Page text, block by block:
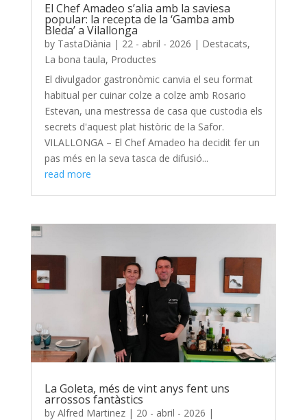
El Chef Amadeo s’alia amb la saviesa
popular: la recepta de la ‘Gamba amb
Bleda’ a Vilallonga
by TastaDiània | 22 - abril - 2026 | Destacats,
La bona taula, Productes
El divulgador gastronòmic canvia el seu format
habitual per cuinar colze a colze amb Rosario
Estevan, una mestressa de casa que custodia els
secrets d'aquest plat històric de la Safor.
VILALLONGA – El Chef Amadeo ha decidit fer un
pas més en la seva tasca de difusió...
read more
La Goleta, més de vint anys fent uns
arrossos fantàstics
by Alfred Martinez| 20 - abril - 2026 |